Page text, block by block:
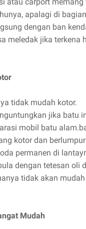
apalagi di
dengan ban
meledak jika terkena
tidak mudah kotor.
jika batu
mobil batu
kotor dan
permanen di
dengan tetesan oli
tidak akan
Mudah